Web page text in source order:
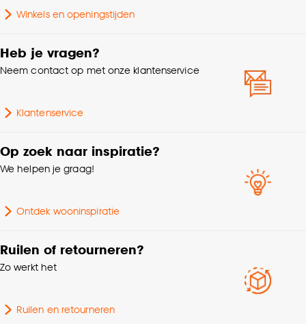
Winkels en openingstijden
Heb je vragen?
Neem contact op met onze klantenservice
Klantenservice
Op zoek naar inspiratie?
We helpen je graag!
Ontdek wooninspiratie
Ruilen of retourneren?
Zo werkt het
Ruilen en retourneren